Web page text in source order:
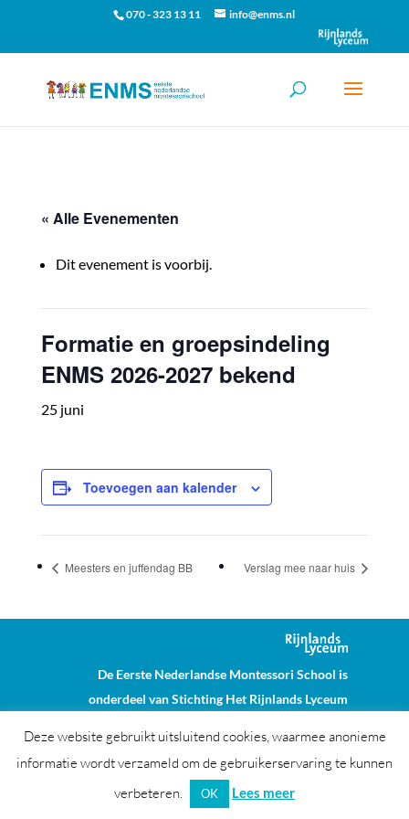
070 - 323 13 11 info@enms.nl
« Alle Evenementen
Dit evenement is voorbij.
Formatie en groepsindeling
ENMS 2026-2027 bekend
25 juni
Toevoegen aan kalender
Meesters en juffendag BB Verslag mee naar huis
De Eerste Nederlandse Montessori School is
onderdeel van Stichting Het Rijnlands Lyceum
Deze website gebruikt uitsluitend cookies, waarmee anonieme
informatie wordt verzameld om de gebruikerservaring te kunnen
verbeteren.
OK Lees meer